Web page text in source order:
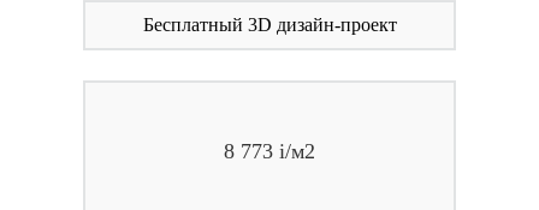
Бесплатный 3D дизайн-проект
8 773 i/м2